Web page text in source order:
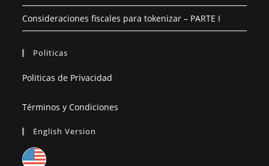
Consideraciones fiscales para tokenizar – PARTE I
Politicas
Politicas de Privacidad
Términos y Condiciones
English Version